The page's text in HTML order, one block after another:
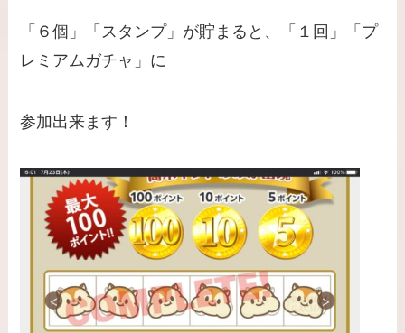
「６個」「スタンプ」が貯まると、「１回」「プ
レミアムガチャ」に
参加出来ます！